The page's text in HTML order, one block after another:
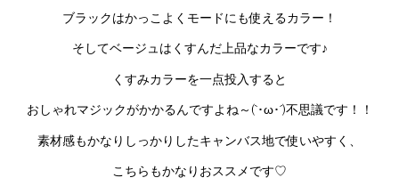
ブラックはかっこよくモードにも使えるカラー！
そしてベージュはくすんだ上品なカラーです♪
くすみカラーを一点投入すると
おしゃれマジックがかかるんですよね～(`･ω･´)不思議です！！
素材感もかなりしっかりしたキャンバス地で使いやすく、
こちらもかなりおススメです♡